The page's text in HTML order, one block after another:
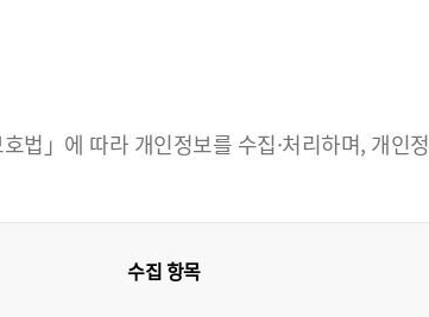
」에 따라 개인정보를 수집·처리하며, 개인
수집 항목